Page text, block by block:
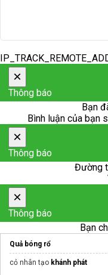
×
Thông báo
Bạn
Bình luận của bạn
×
Thông báo
Đường
×
Thông báo
Bạn
Quả bóng rổ
cỏ nhân tạo khánh phát